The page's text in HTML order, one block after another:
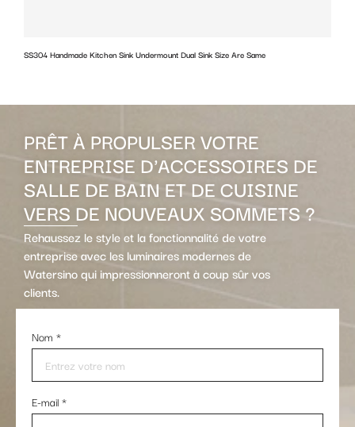
SS304 Handmade Kitchen Sink Undermount Dual Sink Size Are Same
PRÊT À PROPULSER VOTRE
ENTREPRISE D'ACCESSOIRES DE
SALLE DE BAIN ET DE CUISINE
VERS DE NOUVEAUX SOMMETS ?
Rehaussez le style et la fonctionnalité de votre
entreprise avec les luminaires modernes de
Watersino qui impressionneront à coup sûr vos
clients.
Nom *
E-mail*